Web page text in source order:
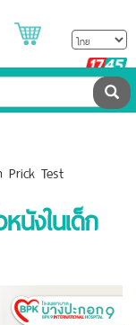
ค้น
Prick Test
นังในเด็ก